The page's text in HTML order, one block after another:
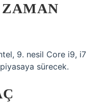
9. nesil Core i9, i7
sürecek.